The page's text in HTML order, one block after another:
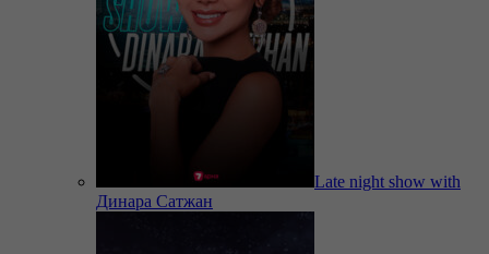
Late night show with
Динара Сатжан